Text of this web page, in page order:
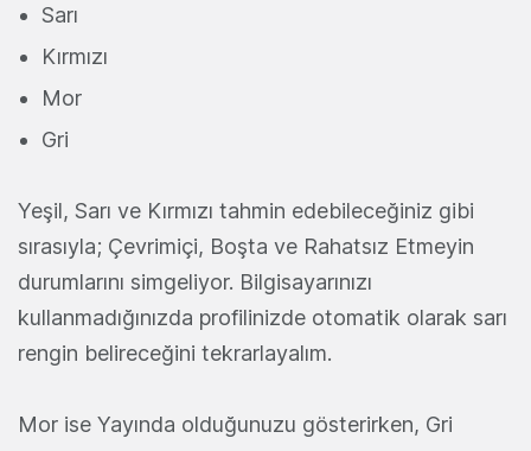
Sarı
Kırmızı
Mor
Gri
Yeşil, Sarı ve Kırmızı tahmin edebileceğiniz gibi
sırasıyla; Çevrimiçi, Boşta ve Rahatsız Etmeyin
durumlarını simgeliyor. Bilgisayarınızı
kullanmadığınızda profilinizde otomatik olarak sarı
rengin belireceğini tekrarlayalım.
Mor ise Yayında olduğunuzu gösterirken, Gri